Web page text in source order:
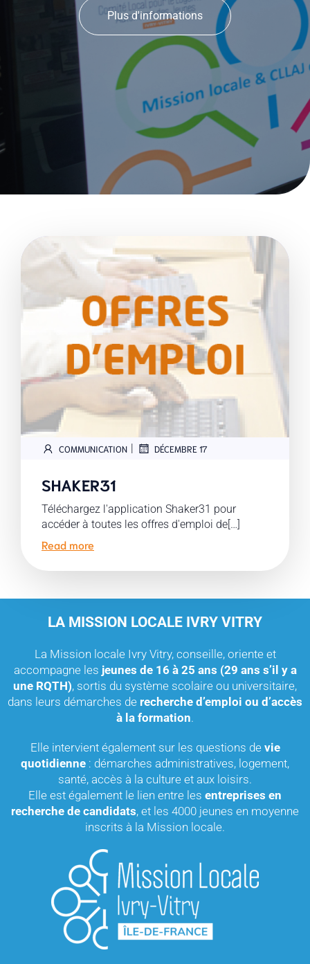
Plus d'informations
COMMUNICATION | DÉCEMBRE 17
SHAKER31
Téléchargez l'application Shaker31 pour
accéder à toutes les offres d'emploi de[…]
Read more
LA MISSION LOCALE IVRY VITRY
La Mission locale Ivry Vitry, conseille, oriente et
accompagne les jeunes de 16 à 25 ans (29 ans s’il y a
une RQTH), sortis du système scolaire ou universitaire,
dans leurs démarches de recherche d’emploi ou d’accès
à la formation.
Elle intervient également sur les questions de vie
quotidienne : démarches administratives, logement,
santé, accès à la culture et aux loisirs.
Elle est également le lien entre les entreprises en
recherche de candidats, et les 4000 jeunes en moyenne
inscrits à la Mission locale.